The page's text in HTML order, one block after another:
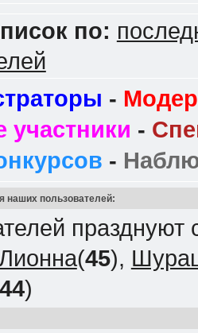
по:
-
участники -
-
наших пользователей:
празднуют
(45),
)